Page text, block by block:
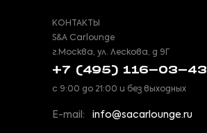
КОНТАКТЫ
S&A Carlounge
г.Москва, ул. Лескова, д 9Г
+7 (495) 116-03-43
с 9:00 до 21:00 и без выходных
E-mail: info@sacarlounge.ru